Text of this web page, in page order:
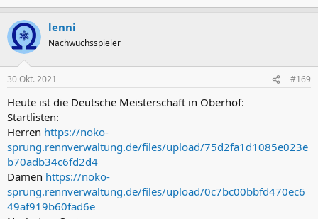
lenni
Nachwuchsspieler
30 Okt. 2021 #169
Heute ist die Deutsche Meisterschaft in Oberhof:
Startlisten:
Herren https://noko-
sprung.rennverwaltung.de/files/upload/75d2fa1d1085e023e
b70adb34c6fd2d4
Damen https://noko-
sprung.rennverwaltung.de/files/upload/0c7bc00bbfd470ec6
49af919b60fad6e